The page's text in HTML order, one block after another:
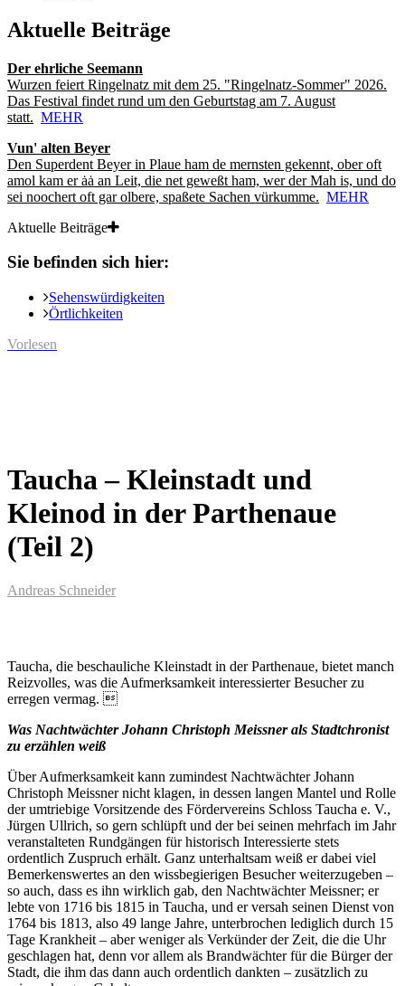
Aktuelle Beiträge
Der ehrliche Seemann
Wurzen feiert Ringelnatz mit dem 25. "Ringelnatz-Sommer" 2026.
Das Festival findet rund um den Geburtstag am 7. August
statt. MEHR
Vun' alten Beyer
Den Superdent Beyer in Plaue ham de mernsten gekennt, ober oft
amol kam er ȧȧ an Leit, die net geweßt ham, wer der Mah is, und do
sei noochert oft gar olbere, spaßete Sachen vürkumme. MEHR
Aktuelle Beiträge
Sie befinden sich hier:
Sehenswürdigkeiten
Örtlichkeiten
Vorlesen
Taucha – Kleinstadt und
Kleinod in der Parthenaue
(Teil 2)
Andreas Schneider
Taucha, die beschauliche Kleinstadt in der Parthenaue, bietet manch
Reizvolles, was die Aufmerksamkeit interessierter Besucher zu
erregen vermag. 
Was Nachtwächter Johann Christoph Meissner als Stadtchronist
zu erzählen weiß
Über Aufmerksamkeit kann zumindest Nachtwächter Johann
Christoph Meissner nicht klagen, in dessen langen Mantel und Rolle
der umtriebige Vorsitzende des Fördervereins Schloss Taucha e. V.,
Jürgen Ullrich, so gern schlüpft und der bei seinen mehrfach im Jahr
veranstalteten Rundgängen für historisch Interessierte stets
ordentlich Zuspruch erhält. Ganz unterhaltsam weiß er dabei viel
Bemerkenswertes an den wissbegierigen Besucher weiterzugeben –
so auch, dass es ihn wirklich gab, den Nachtwächter Meissner; er
lebte von 1716 bis 1815 in Taucha, und er versah seinen Dienst von
1764 bis 1813, also 49 lange Jahre, unterbrochen lediglich durch 15
Tage Krankheit – aber weniger als Verkünder der Zeit, die die Uhr
geschlagen hat, denn vor allem als Brandwächter für die Bürger der
Stadt, die ihm das dann auch ordentlich dankten – zusätzlich zu